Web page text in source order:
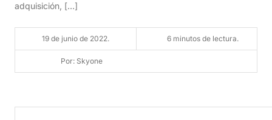
adquisición, […]
19 de junio de 2022. 6 minutos de lectura.
Por: Skyone